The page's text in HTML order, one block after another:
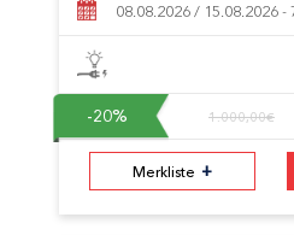
08.08.2026 / 15.08.2026 -
-20% 1.000,00€
Merkliste +